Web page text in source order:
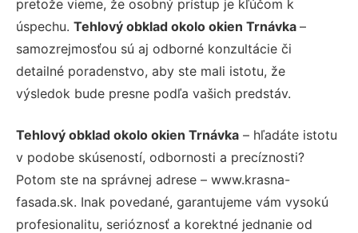
pretože vieme, že osobný prístup je kľúčom k
úspechu. Tehlový obklad okolo okien Trnávka –
samozrejmosťou sú aj odborné konzultácie či
detailné poradenstvo, aby ste mali istotu, že
výsledok bude presne podľa vašich predstáv.
Tehlový obklad okolo okien Trnávka – hľadáte istotu
v podobe skúseností, odbornosti a precíznosti?
Potom ste na správnej adrese – www.krasna-
fasada.sk. Inak povedané, garantujeme vám vysokú
profesionalitu, serióznosť a korektné jednanie od